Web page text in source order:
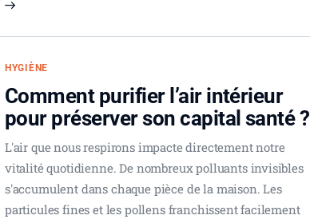
HYGIÈNE
Comment purifier l’air intérieur
pour préserver son capital santé ?
L'air que nous respirons impacte directement notre
vitalité quotidienne. De nombreux polluants invisibles
s'accumulent dans chaque pièce de la maison. Les
particules fines et les pollens franchissent facilement